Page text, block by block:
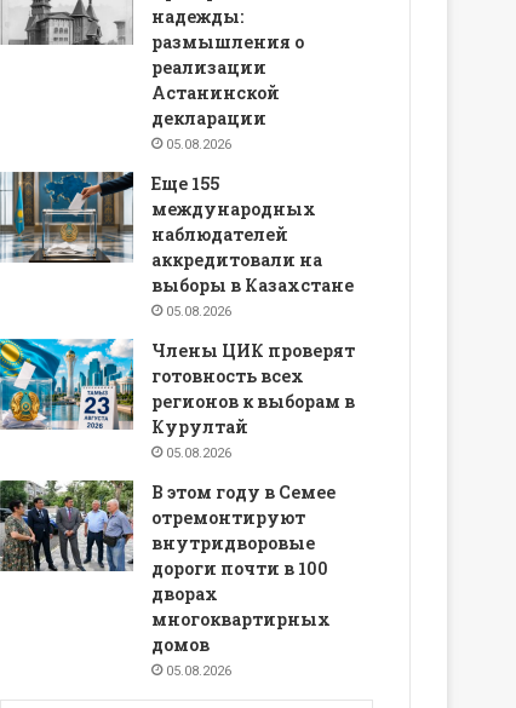
надежды:
размышления о
реализации
Астанинской
декларации
05.08.2026
Еще 155
международных
наблюдателей
аккредитовали на
выборы в Казахстане
05.08.2026
Члены ЦИК проверят
готовность всех
регионов к выборам в
Курултай
05.08.2026
В этом году в Семее
отремонтируют
внутридворовые
дороги почти в 100
дворах
многоквартирных
домов
05.08.2026